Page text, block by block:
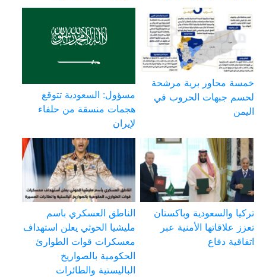
خمسة محاور برية مرشحة
لحسم جبهات الحروب في
اليمن
مسؤول: السعودية تتوقع
هجمات منسقة من حلفاء
لإيران
تركيا والسعودية وباكستان
تعزز علاقاتها الأمنية عبر
اتفاقية دفاع
الناطق العسكري باسم
مليشيا الحوثي يعلن استهداف
معسكرات قوات الطوارئ
الحكومية بالصواريخ
الباليستية والطائرات